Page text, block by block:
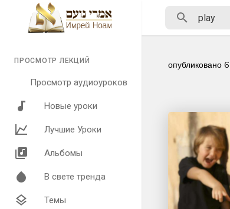
ПРОСМОТР ЛЕКЦИЙ
Просмотр аудиоуроков
Новые уроки
Лучшие Уроки
Альбомы
В свете тренда
Темы
опубликовано